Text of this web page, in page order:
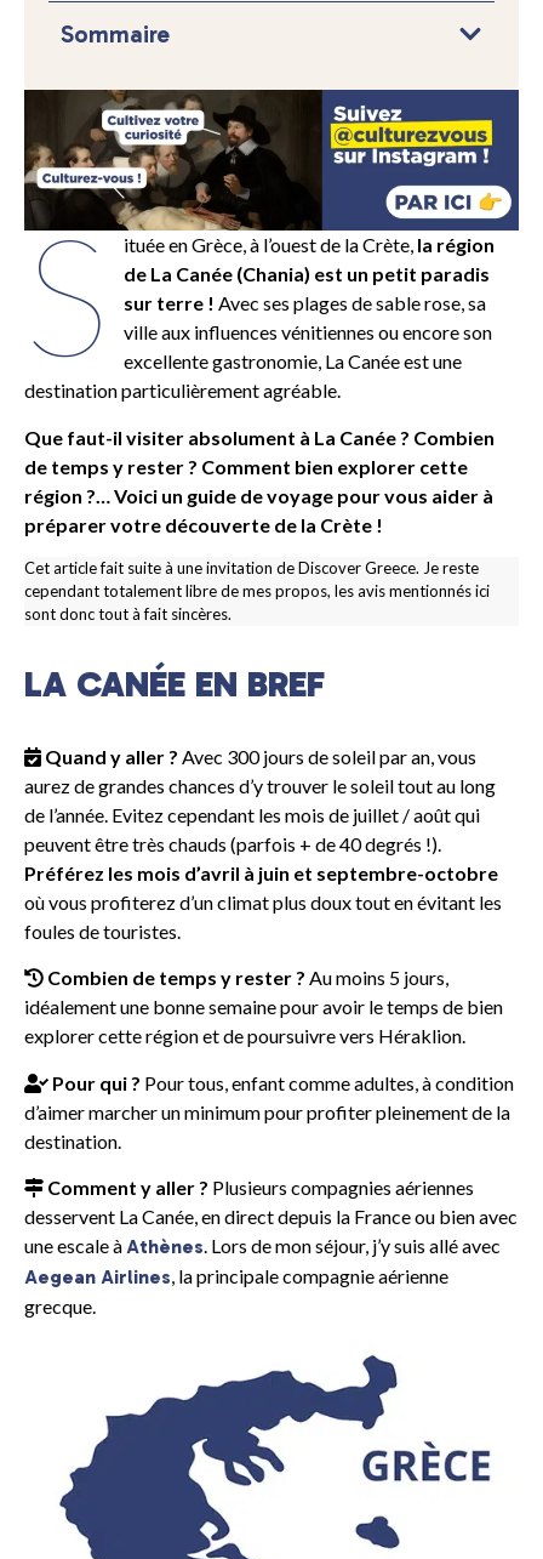
S ituée en Grèce, à l’ouest de la Crète, la région
de La Canée (Chania) est un petit paradis
sur terre !Avec ses plages de sable rose, sa
ville aux influences vénitiennes ou encore son
excellente gastronomie, La Canée est une
destination particulièrement agréable.
Que faut-il visiter absolument à La Canée ? Combien
de temps y rester ? Comment bien explorer cette
région ?… Voici un guide de voyage pour vous aider à
préparer votre découverte de la Crète !
Cet article fait suite à une invitation de Discover Greece. Je reste
cependant totalement libre de mes propos, les avis mentionnés ici
sont donc tout à fait sincères.
LA CANÉE EN BREF
Quand y aller ? Avec 300 jours de soleil par an, vous
aurez de grandes chances d’y trouver le soleil tout au long
de l’année. Evitez cependant les mois de juillet / août qui
peuvent être très chauds (parfois + de 40 degrés !).
Préférez les mois d’avril à juin et septembre-octobre
où vous profiterez d’un climat plus doux tout en évitant les
foules de touristes.
Combien de temps y rester ? Au moins 5 jours,
idéalement une bonne semaine pour avoir le temps de bien
explorer cette région et de poursuivre vers Héraklion.
Pour qui ? Pour tous, enfant comme adultes, à condition
d’aimer marcher un minimum pour profiter pleinement de la
destination.
Comment y aller ? Plusieurs compagnies aériennes
desservent La Canée, en direct depuis la France ou bien avec
une escale àAthènes. Lors de mon séjour, j’y suis allé avec
Aegean Airlines, la principale compagnie aérienne
grecque.
Sommaire